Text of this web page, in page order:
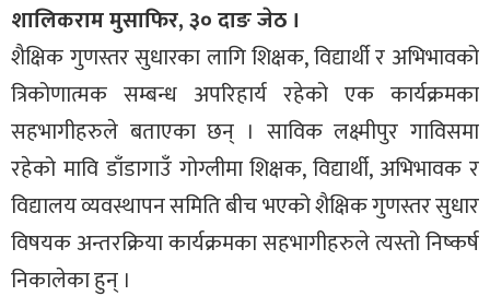
शालिकराम मुसाफिर, ३० दाङ जेठ ।
शैक्षिक गुणस्तर सुधारका लागि शिक्षक, विद्यार्थी र अभिभावको
त्रिकोणात्मक सम्बन्ध अपरिहार्य रहेको एक कार्यक्रमका
सहभागीहरुले बताएका छन् । साविक लक्ष्मीपुर गाविसमा
रहेको मावि डाँडागाउँ गोग्लीमा शिक्षक, विद्यार्थी, अभिभावक र
विद्यालय व्यवस्थापन समिति बीच भएको शैक्षिक गुणस्तर सुधार
विषयक अन्तरक्रिया कार्यक्रमका सहभागीहरुले त्यस्तो निष्कर्ष
निकालेका हुन् ।